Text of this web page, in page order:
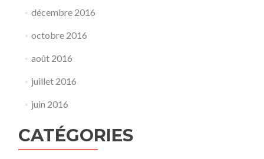
décembre 2016
octobre 2016
août 2016
juillet 2016
juin 2016
CATÉGORIES